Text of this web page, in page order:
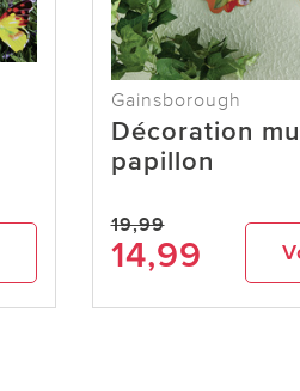
Gainsborough
Décoration
papillon
19,99
14,99